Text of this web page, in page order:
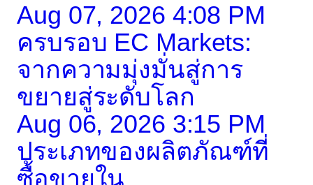
Aug 07, 2026 4:08 PM
ครบรอบ EC Markets:
จากความมุ่งมั่นสู่การ
ขยายสู่ระดับโลก
Aug 06, 2026 3:15 PM
ประเภทของผลิตภัณฑ์ที่
ซื้อขายใน